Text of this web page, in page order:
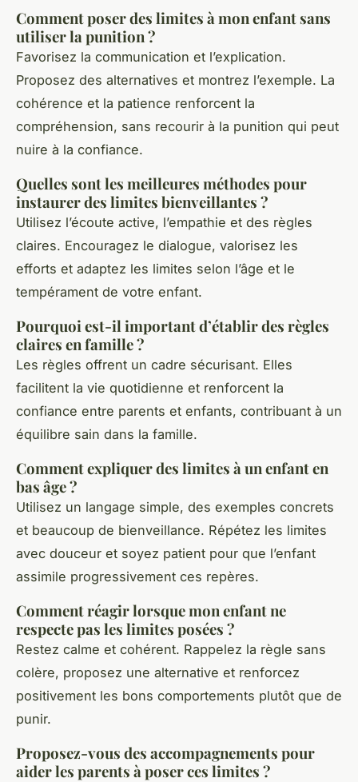
Comment poser des limites à mon enfant sans
utiliser la punition ?
Favorisez la communication et l’explication.
Proposez des alternatives et montrez l’exemple. La
cohérence et la patience renforcent la
compréhension, sans recourir à la punition qui peut
nuire à la confiance.
Quelles sont les meilleures méthodes pour
instaurer des limites bienveillantes ?
Utilisez l’écoute active, l’empathie et des règles
claires. Encouragez le dialogue, valorisez les
efforts et adaptez les limites selon l’âge et le
tempérament de votre enfant.
Pourquoi est-il important d’établir des règles
claires en famille ?
Les règles offrent un cadre sécurisant. Elles
facilitent la vie quotidienne et renforcent la
confiance entre parents et enfants, contribuant à un
équilibre sain dans la famille.
Comment expliquer des limites à un enfant en
bas âge ?
Utilisez un langage simple, des exemples concrets
et beaucoup de bienveillance. Répétez les limites
avec douceur et soyez patient pour que l’enfant
assimile progressivement ces repères.
Comment réagir lorsque mon enfant ne
respecte pas les limites posées ?
Restez calme et cohérent. Rappelez la règle sans
colère, proposez une alternative et renforcez
positivement les bons comportements plutôt que de
punir.
Proposez-vous des accompagnements pour
aider les parents à poser ces limites ?